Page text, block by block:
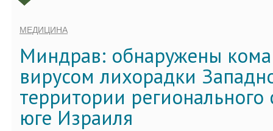
МЕДИЦИНА
Миндрав: обнаружены
вирусом лихорадки
территории регионального
юге Израиля